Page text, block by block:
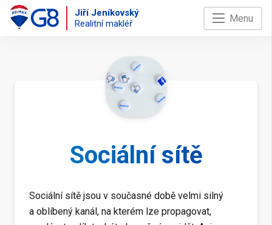
Jiří Jeníkovský
Realitní makléř
Menu
Sociální sítě
Sociální sítě jsou v současné době velmi silný
a oblíbený kanál, na kterém lze propagovat,